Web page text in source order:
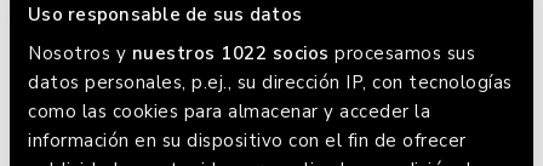
Uso responsable de sus datos
Nosotros y nuestros 1022 socios procesamos sus
datos personales, p.ej., su dirección IP, con tecnologías
como las cookies para almacenar y acceder la
información en su dispositivo con el fin de ofrecer